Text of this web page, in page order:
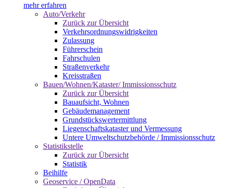
mehr erfahren
Auto/Verkehr
Zurück zur Übersicht
Verkehrsordnungswidrigkeiten
Zulassung
Führerschein
Fahrschulen
Straßenverkehr
Kreisstraßen
Bauen/Wohnen/Kataster/ Immissionsschutz
Zurück zur Übersicht
Bauaufsicht, Wohnen
Gebäudemanagement
Grundstückswertermittlung
Liegenschaftskataster und Vermessung
Untere Umweltschutzbehörde / Immissionsschutz
Statistikstelle
Zurück zur Übersicht
Statistik
Beihilfe
Geoservice / OpenData